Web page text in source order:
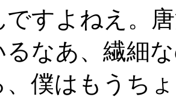
ですよねえ。
るなあ、繊細
、僕はもうち